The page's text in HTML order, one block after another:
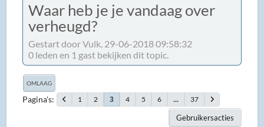
Waar heb je je vandaag over
verheugd?
Gestart door Vulk, 29-06-2018 09:58:32
0 leden en 1 gast bekijken dit topic.
OMLAAG
Pagina's 1 2 3 4 5 6 ... 37
Gebruikersacties